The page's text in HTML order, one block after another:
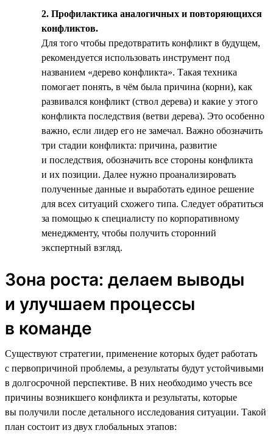
2. Профилактика аналогичных и повторяющихся
конфликтов.
Для того чтобы предотвратить конфликт в будущем,
рекомендуется использовать инструмент под
названием «дерево конфликта». Такая техника
помогает понять, в чём была причина (корни), как
развивался конфликт (ствол дерева) и какие у этого
конфликта последствия (ветви дерева). Это особенно
важно, если лидер его не замечал. Важно обозначить
три стадии конфликта: причина, развитие
и последствия, обозначить все стороны конфликта
и их позиции. Далее нужно проанализировать
полученные данные и выработать единое решение
для всех ситуаций схожего типа. Следует обратиться
за помощью к специалисту по корпоративному
менеджменту, чтобы получить сторонний
экспертный взгляд.
Зона роста: делаем выводы
и улучшаем процессы
в команде
Существуют стратегии, применение которых будет работать
с первопричиной проблемы, а результаты будут устойчивыми
в долгосрочной перспективе. В них необходимо учесть все
причины возникшего конфликта и результаты, которые
вы получили после детального исследования ситуации. Такой
план состоит из двух глобальных этапов: